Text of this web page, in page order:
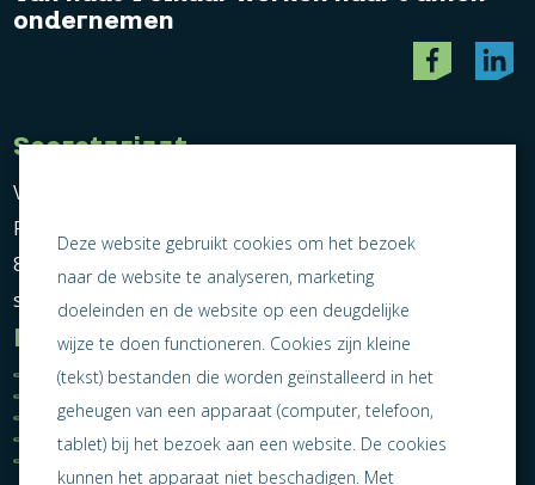
ondernemen
Secretariaat
Vereniging Ondernemend Sneek
Postbus 464
8600 AL Sneek
secretariaat@ondernemendsneek.nl
Informatie
Ledenoverzicht
Algemene voorwaarden
Privacy statement
Jaarverslag 2025
Nieuws
Lid worden
Contact
Deze website gebruikt cookies om het bezoek
naar de website te analyseren, marketing
doeleinden en de website op een deugdelijke
wijze te doen functioneren. Cookies zijn kleine
(tekst) bestanden die worden geïnstalleerd in het
geheugen van een apparaat (computer, telefoon,
tablet) bij het bezoek aan een website. De cookies
kunnen het apparaat niet beschadigen. Met